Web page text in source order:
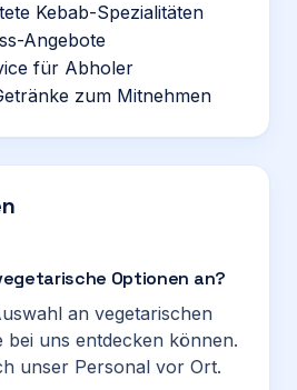
Kebab-Spezialitäten
Angebote
für Abholer
zum Mitnehmen
Optionen an?
an vegetarischen
bei uns entdecken können.
unser Personal vor Ort.